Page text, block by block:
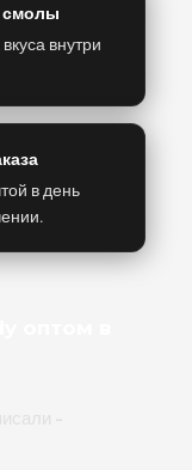
смолы
внутри
в день